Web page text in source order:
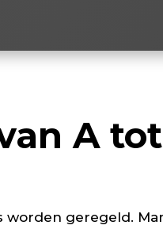
A
geregeld.